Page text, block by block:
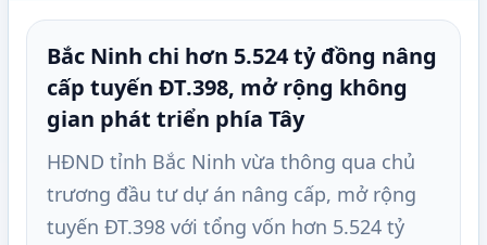
Bắc Ninh chi hơn 5.524 tỷ đồng nâng
cấp tuyến ĐT.398, mở rộng không
gian phát triển phía Tây
HĐND tỉnh Bắc Ninh vừa thông qua chủ
trương đầu tư dự án nâng cấp, mở rộng
tuyến ĐT.398 với tổng vốn hơn 5.524 tỷ